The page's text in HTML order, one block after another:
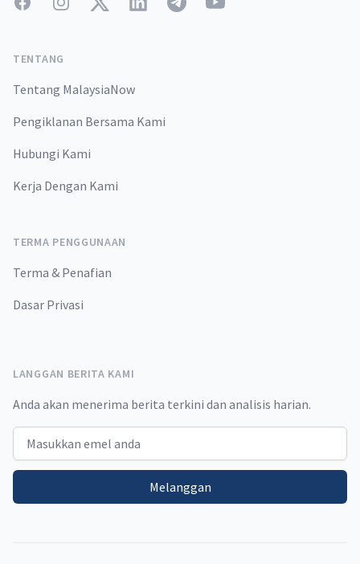
TENTANG
Tentang MalaysiaNow
Pengiklanan Bersama Kami
Hubungi Kami
Kerja Dengan Kami
TERMA PENGGUNAAN
Terma & Penafian
Dasar Privasi
LANGGAN BERITA KAMI
Anda akan menerima berita terkini dan analisis harian.
Email address
Melanggan